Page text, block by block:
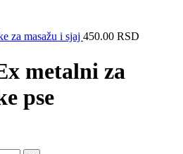
za masažu i sjaj 450.00 RSD
metalni za
pse